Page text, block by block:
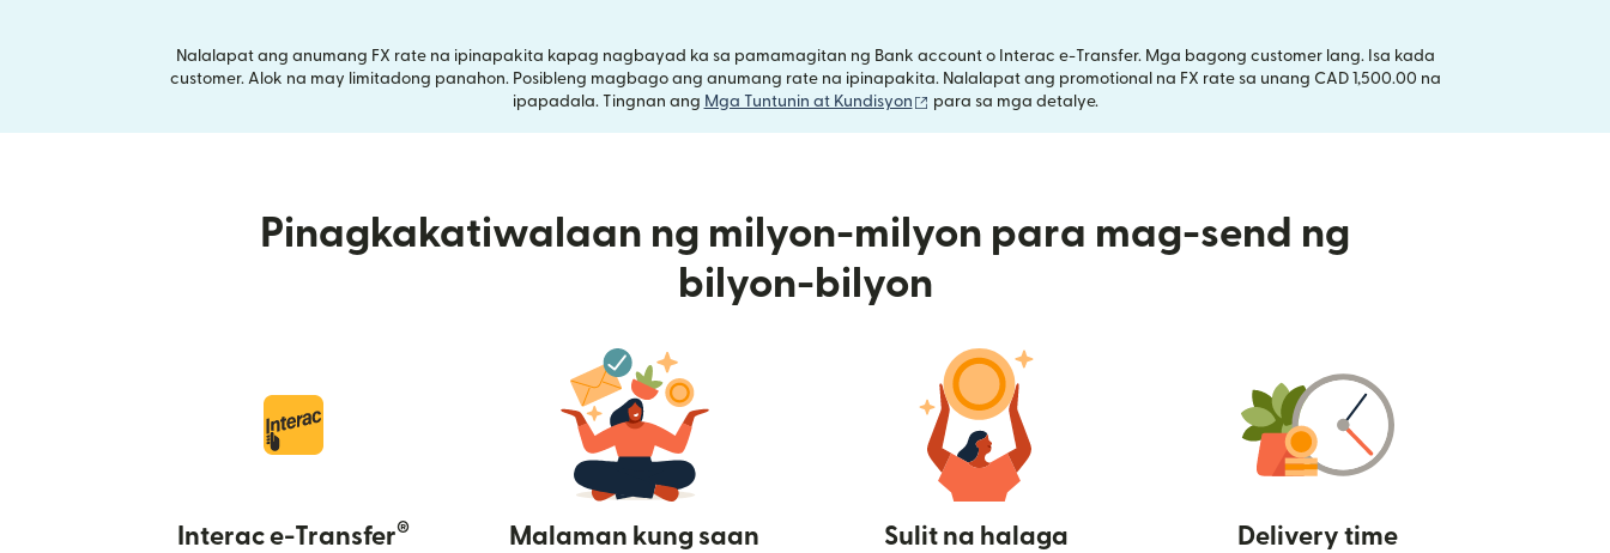
Nalalapat ang anumang FX rate na ipinapakita kapag nagbayad ka sa pamamagitan ng Bank account o Interac e-Transfer. Mga bagong customer lang. Isa kada
customer. Alok na may limitadong panahon. Posibleng magbago ang anumang rate na ipinapakita. Nalalapat ang promotional na FX rate sa unang CAD 1,500.00 na
ipapadala. Tingnan ang Mga Tuntunin at Kundisyon (bubukas sa bagong window)
para sa mga detalye.
Pinagkakatiwalaan ng milyon-milyon para mag-send ng
bilyon-bilyon
Interac e-Transfer®
Malaman kung saan
Sulit na halaga
Delivery time